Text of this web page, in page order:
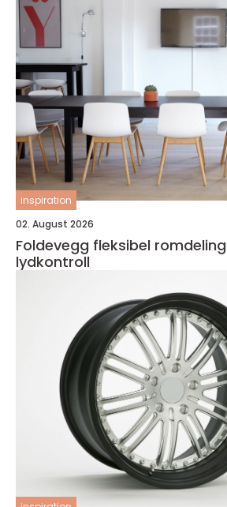
inspiration
02. August 2026
Foldevegg fleksibel romdeling med god
lydkontroll